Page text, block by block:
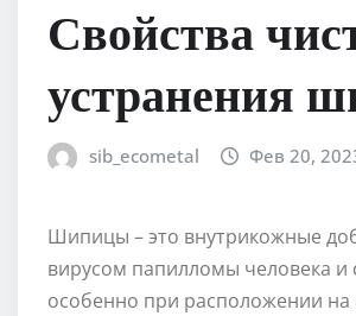
Свойства
устранения
sib_ecometal Фев 20,
Шипицы – это внутрикожные
вирусом папилломы человека
особенно при расположении на